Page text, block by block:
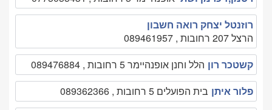
רוזנטל יצחק רואה חשבון
הרצל 207 רחובות , 089461957
קשטכר רון הלל וחנן אופנהיימר 5 רחובות , 089476884
פלור איתן בית הפועלים 5 רחובות , 089362366